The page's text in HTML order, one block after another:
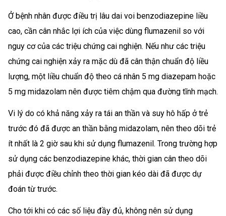
Ở bệnh nhân được điều trị lâu dai voi benzodiazepine liều
cao, cần cân nhắc lợi ích của việc dùng flumazenil so với
nguy cơ của các triệu chứng cai nghiện. Nếu như các triệu
chứng cai nghiện xảy ra mặc dù đã cân thận chuẩn độ liều
lượng, một liều chuẩn độ theo cá nhân 5 mg diazepam hoặc
5 mg midazolam nên được tiêm chậm qua đường tĩnh mạch.
Vi lý do có khả năng xảy ra tái an thần và suy hô hấp ở trẻ
trước đó đã được an thần bằng midazolam, nên theo dõi trẻ
ít nhất là 2 giờ sau khi sử dụng flumazenil. Trong trường hợp
sử dụng các benzodiazepine khác, thời gian cân theo dõi
phải được điều chỉnh theo thời gian kéo dài đã được dự
đoán từ trước.
Cho tới khi có các số liệu đầy đủ, không nên sử dụng